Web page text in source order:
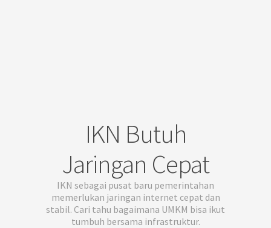
IKN Butuh
Jaringan Cepat
IKN sebagai pusat baru pemerintahan
memerlukan jaringan internet cepat dan
stabil. Cari tahu bagaimana UMKM bisa ikut
tumbuh bersama infrastruktur.